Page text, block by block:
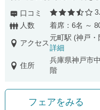
口コミ
人数
着席：6名 ～
アクセス
元町駅 (神戸
詳細
住所
兵庫県神戸市
階
フェアをみる